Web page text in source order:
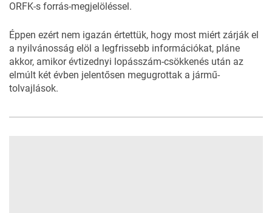
ORFK-s forrás-megjelöléssel.
Éppen ezért nem igazán értettük, hogy most miért zárják el
a nyilvánosság elöl a legfrissebb információkat, pláne
akkor, amikor évtizednyi lopásszám-csökkenés után az
elmúlt két évben jelentősen megugrottak a jármű-
tolvajlások.